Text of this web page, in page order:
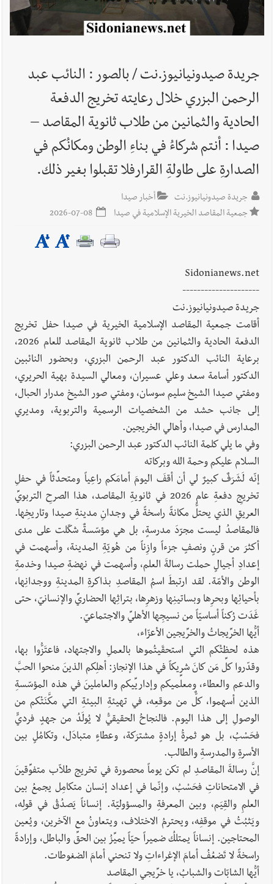
أخبار لبنان هكذا خبأت إسرائيل شيطان التفاصيل !
أخبار لبنان
بالتفاصيل : جلسة لمجلس الوزراء في قصر بعبدا الوقائع
شدد على تفهم ترامب واردوغان لوضع لبنان وكشف عن مؤتمر
أخبار صيدا
بلدية صيدا : حجز مركبتي توكتوك وتغريم صاحبهما
بسبب الإزعاج الصوتي
جريدة صيدونيانيوز.نت / بالصور : النائب عبد
الرحمن البزري خلال رعايته تخريج الدفعة
الحادية والثمانين من طلاب ثانوية المقاصد –
صيدا : أنتم شركاءُ في بناءِ الوطن ومكانُكم في
الصدارةِ على طاولةِ القرارفلا تقبلوا بغير ذلك.
جريدة صيدونيانيوز.نت
أخبار صيدا
جمعية المقاصد الخيرية الإسلامية في صيدا
2026-07-08
Sidonianews.net
---------------------
جريدة صيدونيانيوز.نت
أقامت جمعية المقاصد الإسلامية الخيرية في صيدا حفل تخريج
الدفعة الحادية والثمانين من طلاب ثانوية المقاصد للعام 2026،
برعاية النائب الدكتور عبد الرحمن البزري، وبحضور النائبين
الدكتور أسامة سعد وعلي عسيران، ومعالي السيدة بهية الحريري،
ومفتي صيدا الشيخ سليم سوسان، ومفتي صور الشيخ مدرار الحبال،
إلى جانب حشد من الشخصيات الرسمية والتربوية، ومديري
المدارس في صيدا، وأهالي الخريجين.
وفي ما يلي كلمة النائب الدكتور عبد الرحمن البزري:
السلام عليكم وحمة الله وبركاته
إنّه لَشَرَفٌ كبيرٌ لي أن أقفَ اليومَ أمامَكم راعِياً ومتحدِّثاً في حفلِ
تخريجِ دفعةِ عام 2026 في ثانويةِ المقاصد، هذا الصرحِ التربويِّ
العريقِ الذي يحتلُّ مكانةً راسخةً في وجدانِ مدينةِ صيدا وتاريخِها.
فالمقاصدُ ليست مجرّدَ مدرسةٍ، بل هي مؤسّسةٌ شكّلت على مدى
أكثرَ من قرنٍ ونصفٍ جزءاً وازِناً من هُويّةِ المدينة، وأسهمت في
إعدادِ أجيالٍ حملت رسالةَ العلم، وأسهمت في نهضةِ صيدا وخدمةِ
الوطن والأمّة. لقد ارتبطَ اسمُ المقاصدِ بذاكرةِ المدينةِ ووجدانِها،
بأحيائِها وبحرِها وبساتينِها وزهرِها، بتراثِها الحضاريِّ والإنسانيّ، حتى
غَدَت رُكناً أساسيّاً من نسيجِها الأهليِّ والاجتماعيّ.
أيُّها الخرِّيجاتُ والخرِّيجين الأعزّاء،
هذه لحظتُكم التي استحقَيتُموها بالعملِ والاجتهاد، فاعتَزُّوا بها،
وقدّروا كلِّ مَن كانَ شريكاً في هذا الإنجاز: أهلِكم الذينَ منحوا الحبَّ
والدعم والعطاء، ومعلِّميكم وإداريِّيكم والعاملينَ في هذه المؤسّسةِ
الذين أسهموا، كلٌّ من موقعِه، في تهيئةِ البيئةِ التي مكَّنَتْكم من
الوصولِ إلى هذا اليوم. فالنجاحُ الحقيقيُّ لا يُولَدُ من جهدٍ فرديٍّ
فحَسْبُ، بل هو ثمرةُ إرادةٍ مشترَكة، وعطاءٍ متبادَل، وتكامُلٍ بين
الأسرةِ والمدرسةِ والطالب.
إنَّ رسالةَ المقاصدِ لم تكن يوماً محصورة في تخريج طلاّب متفوِّقينَ
في الامتحاناتِ فحَسْبُ، وإنّما في إعداد إنسان متكامِل يجمعُ بين
العلمِ والقِيَم، وبين المعرفةِ والمسؤوليّة. إنساناً يَصدُقُ في قولِه،
ويَثبُتُ في موقفِه، ويحترمُ الاختلاف، ويتعاونُ مع الآخرين، ويُعين
المحتاجين. إنساناً يمتلكُ ضميراً حيّاً يميِّزُ بين الحقِّ والباطل، وإرادةً
راسخةً لا تَضعُفُ أمامَ الإغراءاتِ ولا تنحني أمامَ الضغوطات.
أيُّها الشابّات والشبابُ، يا خرِّيجي المقاصد